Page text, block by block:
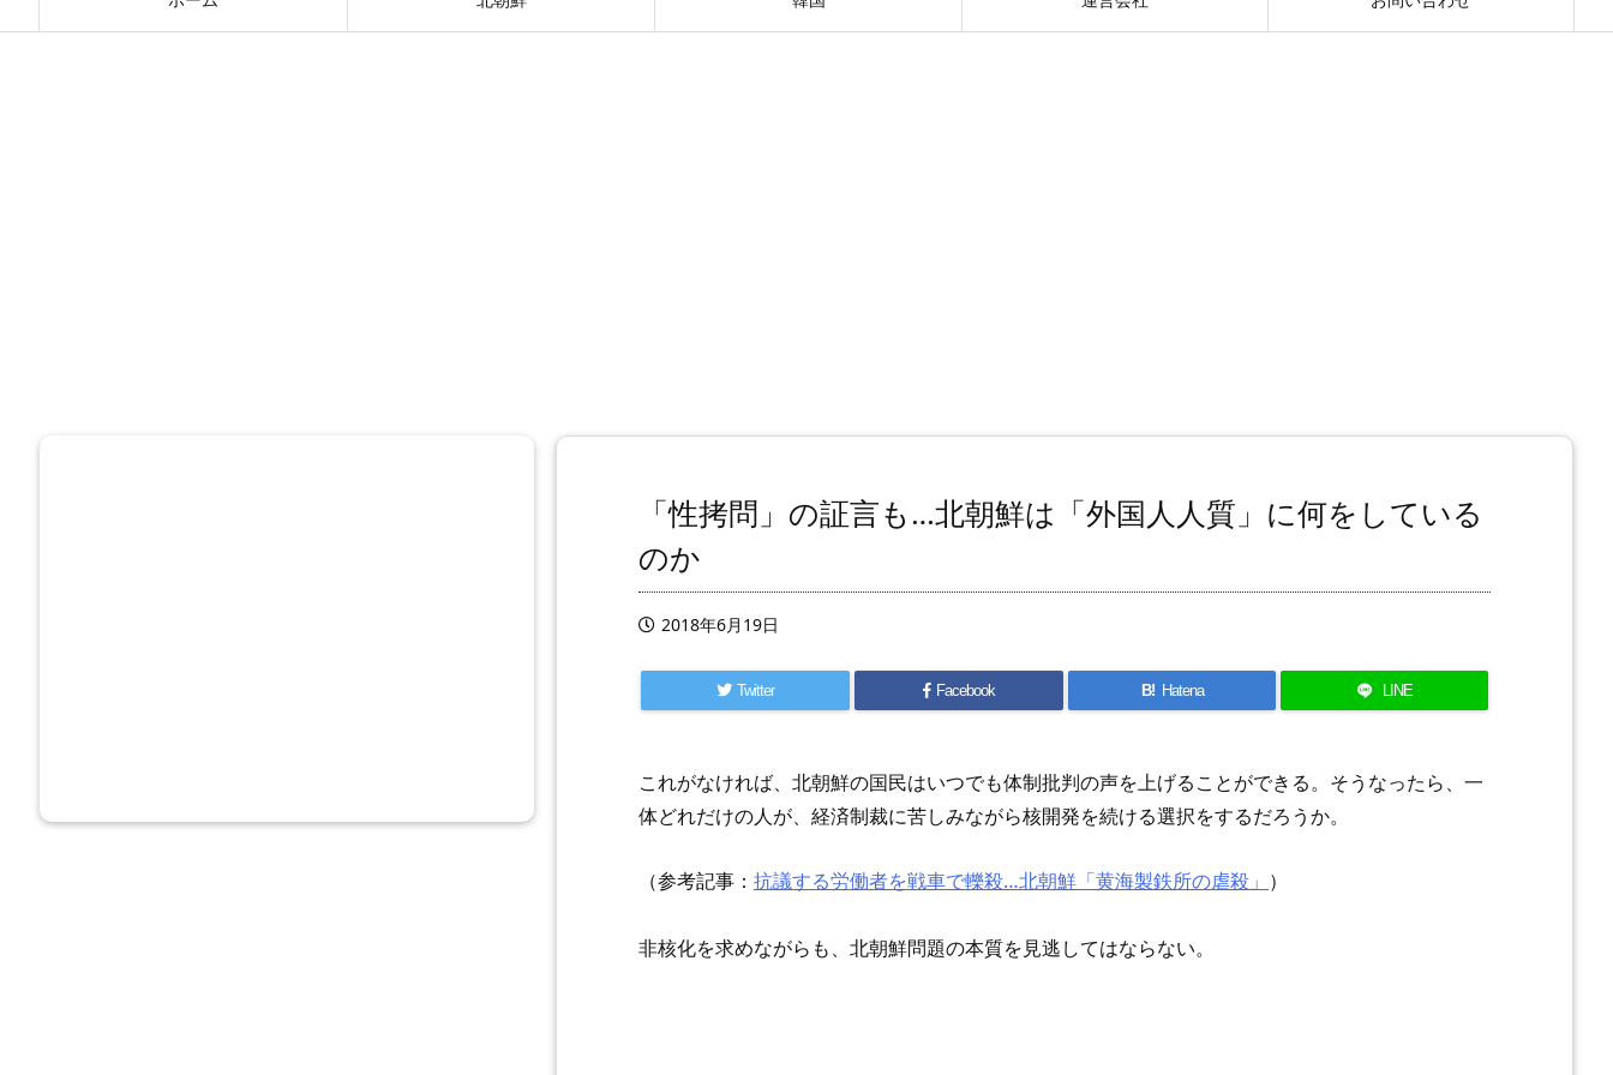
「性拷問」の証言も…北朝鮮は「外国人人質」に何をしている
のか
2018年6月19日
Twitter Facebook B! Hatena LINE
これがなければ、北朝鮮の国民はいつでも体制批判の声を上げることができる。そうなったら、一
体どれだけの人が、経済制裁に苦しみながら核開発を続ける選択をするだろうか。
（参考記事： 抗議する労働者を戦車で轢殺…北朝鮮「黄海製鉄所の虐殺」 ）
非核化を求めながらも、北朝鮮問題の本質を見逃してはならない。